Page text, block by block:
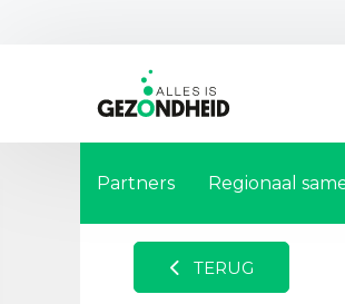
Partners Regionaal
TERUG